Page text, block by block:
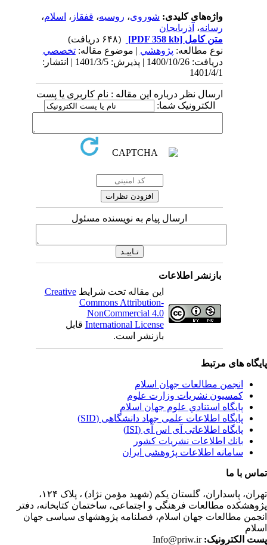
واژه‌های کلیدی:شوروی،روسیه،قفقاز، اسلام،
رسانه،آذربایجان
متن کامل[PDF 358 kb]
نوع مطالعه:پژوهشي| موضوع مقاله:تخصصي
دریافت: 1400/10/26 | پذیرش: 1401/3/5 | انتشار:
1401/4/1
ارسال نظر درباره این مقاله : نام کاربری یا پست
الکترونیک شما:
ارسال پیام به نویسنده مسئول
بازنشر اطلاعات
این مقاله تحت شرایطCreative
Commons Attribution-
NonCommercial 4.0
International Licenseقابل
بازنشر است.
های مرتبط
انجمن مطالعات جهان اسلام
کمسیون نشریات وزارت علوم
پايگاه استنادي علوم جهان اسلام
پایگاه اطلاعات علمی جهاد دانشگاهی (SID)
پایگاه اطلاعاتی آی اس آی (ISI)
بانك اطلاعات نشريات كشور
سامانه اطلاعات پژوهشی ایران
با ما
پاسداران، گلستان یکم (شهید مؤمن نژاد) ، پلاک ۱۲۴،
مطالعات فرهنگی و اجتماعی، ساختمان کتابخانه، دفتر
مطالعات جهان اسلام، فصلنامه پژوهشهای سیاسی جهان
الکترونیک:Info@priw.ir